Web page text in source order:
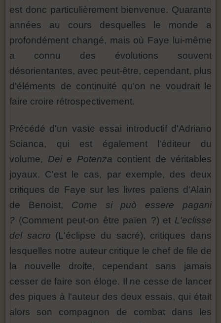
est donc particulièrement bienvenue. Quarante
années au cours desquelles le monde a
profondément changé, mais où Faye lui-même
a connu des évolutions souvent
désorientantes, avec peut-être, cependant, plus
d'éléments de continuité qu'on ne voudrait le
faire croire rétrospectivement.
Précédé d'un vaste essai introductif d'Adriano
Scianca, qui est également l'éditeur du
volume, Dei e Potenza contient de véritables
joyaux. C'est le cas, par exemple, des deux
critiques de Faye sur les livres païens d'Alain
de Benoist, Come si può essere pagani
? (Comment peut-on être païen ?) et L'eclisse
del sacro (L'éclipse du sacré), critiques dans
lesquelles notre auteur critique le chef de file de
la nouvelle droite, cependant sans jamais
cesser de faire son éloge. Il ne cesse de lancer
des piques à l'auteur des deux essais, qui était
alors son compagnon de combat dans les